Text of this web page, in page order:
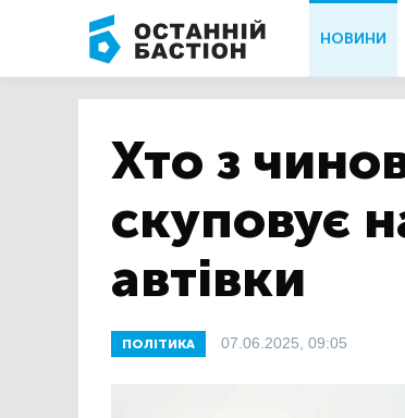
НОВИНИ
Хто з
скуповує
автівки
ПОЛІТИКА 07.06.2025, 09:05